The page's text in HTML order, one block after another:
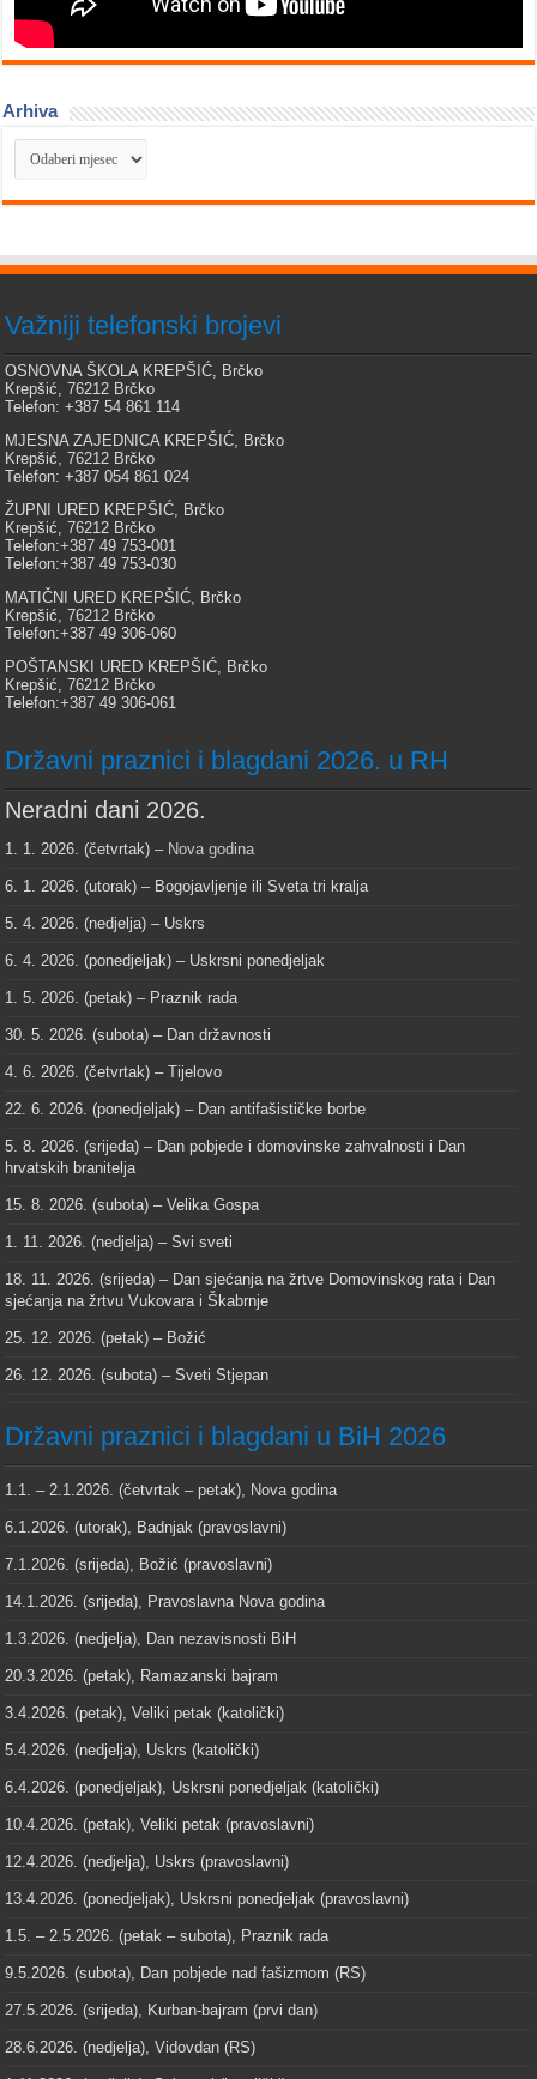
Arhiva
Arhiva
Važniji telefonski brojevi
OSNOVNA ŠKOLA KREPŠIĆ, Brčko
Krepšić, 76212 Brčko
Telefon: +387 54 861 114
MJESNA ZAJEDNICA KREPŠIĆ, Brčko
Krepšić, 76212 Brčko
Telefon: +387 054 861 024
ŽUPNI URED KREPŠIĆ, Brčko
Krepšić, 76212 Brčko
Telefon:+387 49 753-001
Telefon:+387 49 753-030
MATIČNI URED KREPŠIĆ, Brčko
Krepšić, 76212 Brčko
Telefon:+387 49 306-060
POŠTANSKI URED KREPŠIĆ, Brčko
Krepšić, 76212 Brčko
Telefon:+387 49 306-061
Državni praznici i blagdani 2026. u RH
Neradni dani 2026.
1. 1. 2026. (četvrtak) – Nova godina
6. 1. 2026. (utorak) – Bogojavljenje ili Sveta tri kralja
5. 4. 2026. (nedjelja) – Uskrs
6. 4. 2026. (ponedjeljak) – Uskrsni ponedjeljak
1. 5. 2026. (petak) – Praznik rada
30. 5. 2026. (subota) – Dan državnosti
4. 6. 2026. (četvrtak) – Tijelovo
22. 6. 2026. (ponedjeljak) – Dan antifašističke borbe
5. 8. 2026. (srijeda) – Dan pobjede i domovinske zahvalnosti i Dan
hrvatskih branitelja
15. 8. 2026. (subota) – Velika Gospa
1. 11. 2026. (nedjelja) – Svi sveti
18. 11. 2026. (srijeda) – Dan sjećanja na žrtve Domovinskog rata i Dan
sjećanja na žrtvu Vukovara i Škabrnje
25. 12. 2026. (petak) – Božić
26. 12. 2026. (subota) – Sveti Stjepan
Državni praznici i blagdani u BiH 2026
1.1. – 2.1.2026. (četvrtak – petak), Nova godina
6.1.2026. (utorak), Badnjak (pravoslavni)
7.1.2026. (srijeda), Božić (pravoslavni)
14.1.2026. (srijeda), Pravoslavna Nova godina
1.3.2026. (nedjelja), Dan nezavisnosti BiH
20.3.2026. (petak), Ramazanski bajram
3.4.2026. (petak), Veliki petak (katolički)
5.4.2026. (nedjelja), Uskrs (katolički)
6.4.2026. (ponedjeljak), Uskrsni ponedjeljak (katolički)
10.4.2026. (petak), Veliki petak (pravoslavni)
12.4.2026. (nedjelja), Uskrs (pravoslavni)
13.4.2026. (ponedjeljak), Uskrsni ponedjeljak (pravoslavni)
1.5. – 2.5.2026. (petak – subota), Praznik rada
9.5.2026. (subota), Dan pobjede nad fašizmom (RS)
27.5.2026. (srijeda), Kurban-bajram (prvi dan)
28.6.2026. (nedjelja), Vidovdan (RS)